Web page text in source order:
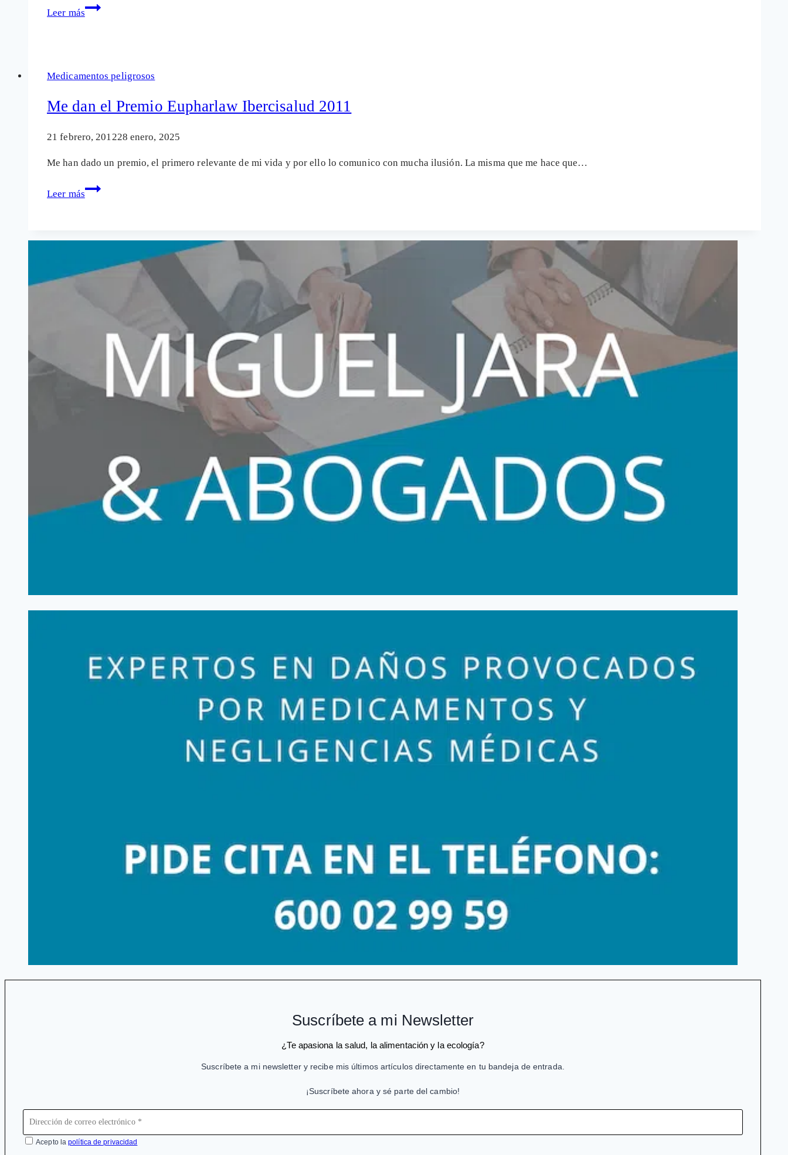
Leer más
Los
y
las
nuevas
Medicamentos peligrosos
Me dan el Premio Eupharlaw Ibercisalud 2011
21 febrero, 201228 enero, 2025
Me han dado un premio, el primero relevante de mi vida y por ello lo comunico con mucha ilusión. La misma que me hace que…
Leer más
Me
Ibercisalud
Suscríbete a mi Newsletter
¿Te apasiona la salud, la alimentación y la ecología?
Suscríbete a mi newsletter y recibe mis últimos artículos directamente en tu bandeja de entrada.
¡Suscríbete ahora y sé parte del cambio!
Acepto lapolítica de privacidad